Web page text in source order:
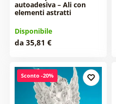
autoadesiva – Ali con
elementi astratti
Disponibile
da 35,81 €
Sconto -20%